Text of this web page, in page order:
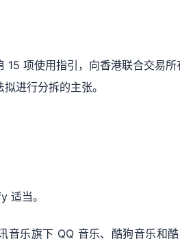
15 项使用指引，向香港联合交易
进行分拆的主张。
适当。
音乐旗下 QQ 音乐、酷狗音乐和